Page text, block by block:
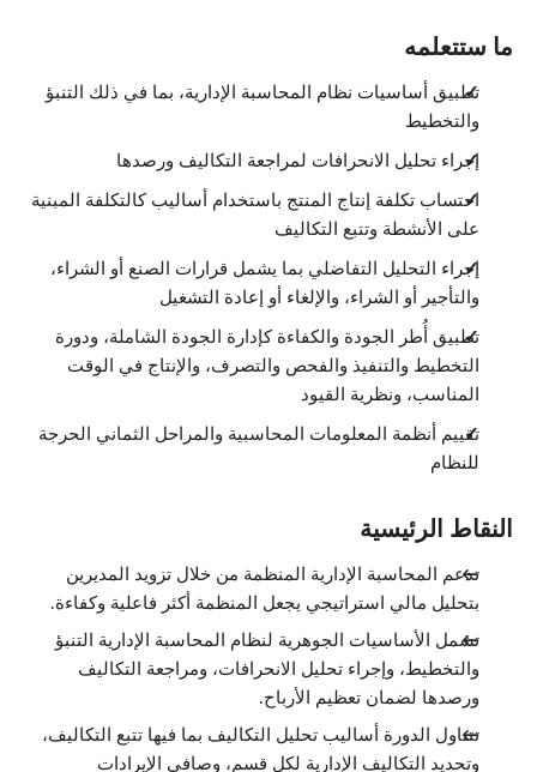
إدارة نوعية الإنتاج
دورة التخطيط والتنفيذ والتدقيق والاستجابة
2:20
3:26
3:55
نظرية القيود
1:57
تفاصيل نظرية القيود
3:12
تطبيق صناعة القرارات في المحاسبة الإدارية
نظرة عامة
0:30
0:47
تحليل خيارات التصنيع أو الشراء
2:19
مخطط مقارنة الكلفة
2:44
خيار إتلاف أو إعادة تصنيع منتج
1:26
تحليل الإجزاء غير المربحة
1:54
إلغاء جزء من خط الانتاج
0:26
ما ستتعلمه
تطبيق أساسيات نظام المحاسبة الإدارية، بما في ذلك التنبؤ
والتخطيط
إجراء تحليل الانحرافات لمراجعة التكاليف ورصدها
احتساب تكلفة إنتاج المنتج باستخدام أساليب كالتكلفة المبنية
على الأنشطة وتتبع التكاليف
إجراء التحليل التفاضلي بما يشمل قرارات الصنع أو الشراء،
والتأجير أو الشراء، والإلغاء أو إعادة التشغيل
تطبيق أُطر الجودة والكفاءة كإدارة الجودة الشاملة، ودورة
التخطيط والتنفيذ والفحص والتصرف، والإنتاج في الوقت
المناسب، ونظرية القيود
تقييم أنظمة المعلومات المحاسبية والمراحل الثماني الحرجة
للنظام
النقاط الرئيسية
تدعم المحاسبة الإدارية المنظمة من خلال تزويد المديرين
بتحليل مالي استراتيجي يجعل المنظمة أكثر فاعلية وكفاءة.
تشمل الأساسيات الجوهرية لنظام المحاسبة الإدارية التنبؤ
والتخطيط، وإجراء تحليل الانحرافات، ومراجعة التكاليف
ورصدها لضمان تعظيم الأرباح.
تتناول الدورة أساليب تحليل التكاليف بما فيها تتبع التكاليف،
وتحديد التكاليف الإدارية لكل قسم، وصافي الإيرادات